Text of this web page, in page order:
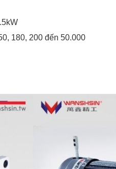
180, 200 đến 50.000